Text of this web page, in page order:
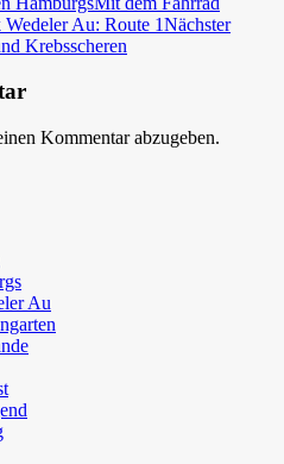
Au: Route 1Nächster
Krebsscheren
Kommentar abzugeben.
Au